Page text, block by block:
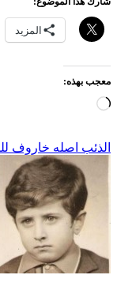
المزيد
معجب بهذه:
جاري
تصفّح
المقالات
الذئب اصله خاروف